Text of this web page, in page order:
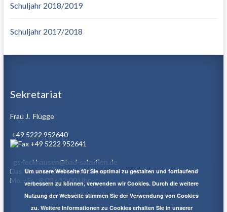
Schuljahr 2018/2019
Schuljahr 2017/2018
Sekretariat
Frau J. Flügge
+49 5222 952640
+49 5222 952641
gs-lockhausen@bad-salzuflen.de
Das Sekretariat ist besetzt von
Mo. - Fr. 8:00 - 12:00 Uhr
Um unsere Webseite für Sie optimal zu gestalten und fortlaufend
verbessern zu können, verwenden wir Cookies. Durch die weitere
Nutzung der Webseite stimmen Sie der Verwendung von Cookies
zu. Weitere Informationen zu Cookies erhalten Sie in unserer